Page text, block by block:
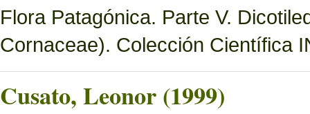
Flora Patagónica. Parte V.
Cornaceae). Colección Científica
Cusato, Leonor (1999)